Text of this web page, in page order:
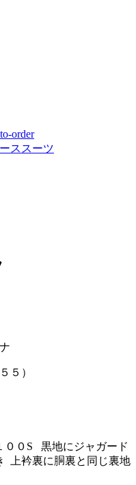
order
ススーツ
５）
００S 黒地にジャガード
上衿裏に胴裏と同じ裏地